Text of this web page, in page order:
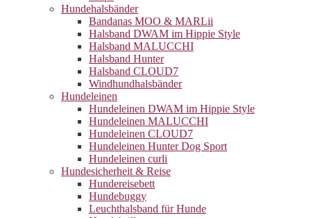
Hundehalsbänder
Bandanas MOO & MARLii
Halsband DWAM im Hippie Style
Halsband MALUCCHI
Halsband Hunter
Halsband CLOUD7
Windhundhalsbänder
Hundeleinen
Hundeleinen DWAM im Hippie Style
Hundeleinen MALUCCHI
Hundeleinen CLOUD7
Hundeleinen Hunter Dog Sport
Hundeleinen curli
Hundesicherheit & Reise
Hundereisebett
Hundebuggy
Leuchthalsband für Hunde